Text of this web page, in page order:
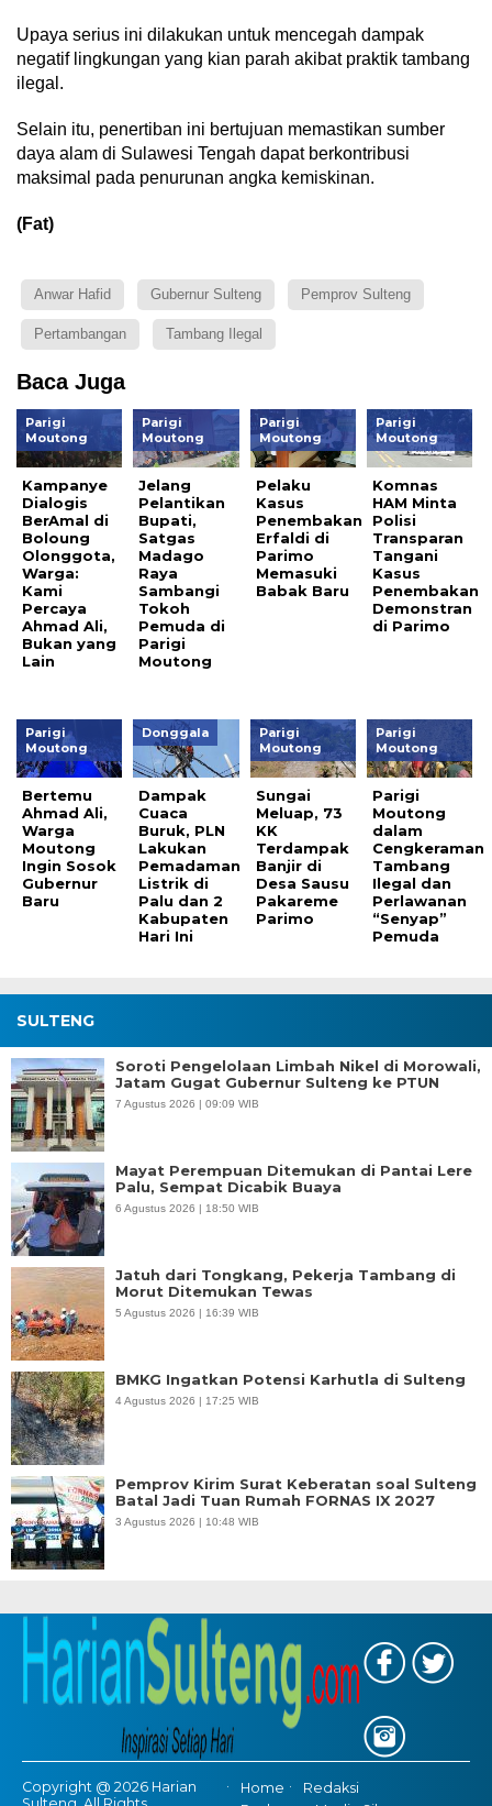
Upaya serius ini dilakukan untuk mencegah dampak
negatif lingkungan yang kian parah akibat praktik tambang
ilegal.
Selain itu, penertiban ini bertujuan memastikan sumber
daya alam di Sulawesi Tengah dapat berkontribusi
maksimal pada penurunan angka kemiskinan.
(Fat)
Anwar Hafid Gubernur Sulteng Pemprov Sulteng
Pertambangan Tambang Ilegal
Baca Juga
Parigi
Moutong
Kampanye
Dialogis
BerAmal di
Boloung
Olonggota,
Warga:
Kami
Percaya
Ahmad Ali,
Bukan yang
Lain
Parigi
Moutong
Jelang
Pelantikan
Bupati,
Satgas
Madago
Raya
Sambangi
Tokoh
Pemuda di
Parigi
Moutong
Parigi
Moutong
Pelaku
Kasus
Penembakan
Erfaldi di
Parimo
Memasuki
Babak Baru
Parigi
Moutong
Komnas
HAM Minta
Polisi
Transparan
Tangani
Kasus
Penembakan
Demonstran
di Parimo
Parigi
Moutong
Bertemu
Ahmad Ali,
Warga
Moutong
Ingin Sosok
Gubernur
Baru
Donggala
Dampak
Cuaca
Buruk, PLN
Lakukan
Pemadaman
Listrik di
Palu dan 2
Kabupaten
Hari Ini
Parigi
Moutong
Sungai
Meluap, 73
KK
Terdampak
Banjir di
Desa Sausu
Pakareme
Parimo
Parigi
Moutong
Parigi
Moutong
dalam
Cengkeraman
Tambang
Ilegal dan
Perlawanan
“Senyap”
Pemuda
SULTENG
Soroti Pengelolaan Limbah Nikel di Morowali,
Jatam Gugat Gubernur Sulteng ke PTUN
7 Agustus 2026 | 09:09 WIB
Mayat Perempuan Ditemukan di Pantai Lere
Palu, Sempat Dicabik Buaya
6 Agustus 2026 | 18:50 WIB
Jatuh dari Tongkang, Pekerja Tambang di
Morut Ditemukan Tewas
5 Agustus 2026 | 16:39 WIB
BMKG Ingatkan Potensi Karhutla di Sulteng
4 Agustus 2026 | 17:25 WIB
Pemprov Kirim Surat Keberatan soal Sulteng
Batal Jadi Tuan Rumah FORNAS IX 2027
3 Agustus 2026 | 10:48 WIB
Copyright @ 2026 Harian
Home
Redaksi